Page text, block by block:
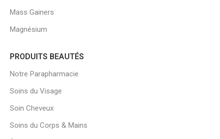
Mass Gainers
Magnésium
PRODUITS BEAUTÉS
Notre Parapharmacie
Soins du Visage
Soin Cheveux
Soins du Corps & Mains